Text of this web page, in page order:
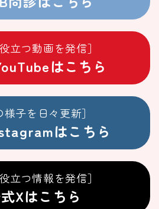
立つ動画を発信］
はこちら
様子を日々更新］
はこちら
立つ情報を発信］
Xはこちら